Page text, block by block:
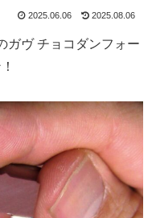
2025.06.06 2025.08.06
ガヴ チョコダンフォー